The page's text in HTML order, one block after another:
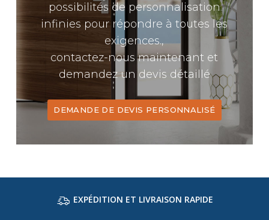
possibilités de personnalisation
infinies pour répondre à toutes les
exigences.,
contactez-nous maintenant et
demandez un devis détaillé
DEMANDE DE DEVIS PERSONNALISÉ
EXPÉDITION ET LIVRAISON RAPIDE